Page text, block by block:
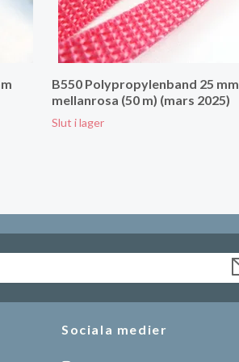
B550 Polypropylenband 25 mm
mellanrosa (50 m) (mars 2025)
Slut i lager
Sociala medier